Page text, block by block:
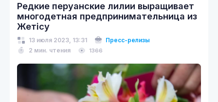
Редкие перуанские лилии выращивает
многодетная предпринимательница из
Жетісу
13 июля 2023, 13:31
Пресс-релизы
2 мин. чтения
1366